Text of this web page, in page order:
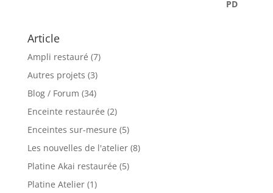
Article
Ampli restauré (7)
Autres projets (3)
Blog / Forum (34)
Enceinte restaurée (2)
Enceintes sur-mesure (5)
Les nouvelles de l'atelier(8)
Platine Akai restaurée (5)
Platine Atelier(1)